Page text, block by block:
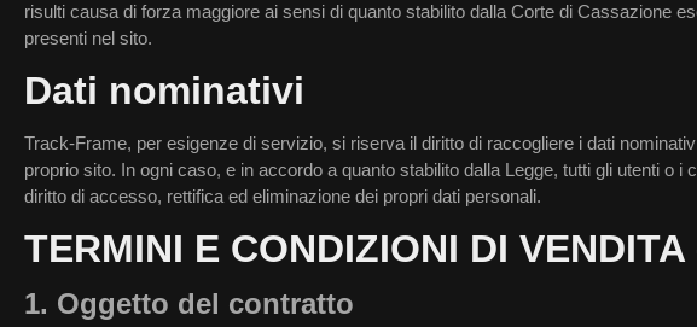
risulti causa di forza maggiore ai sensi di quanto stabilito dalla Corte di Cassazione
presenti nel sito.
Dati nominativi
Track-Frame, per esigenze di servizio, si riserva il diritto di raccogliere i dati
proprio sito. In ogni caso, e in accordo a quanto stabilito dalla Legge, tutti gli utenti o
diritto di accesso, rettifica ed eliminazione dei propri dati personali.
TERMINI E CONDIZIONI DI
1. Oggetto del contratto